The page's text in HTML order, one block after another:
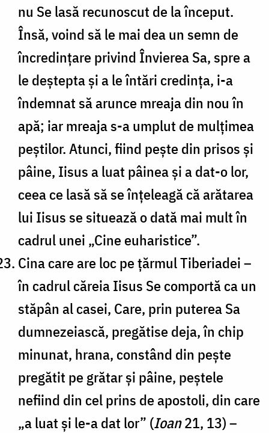
nu Se lasă recunoscut de la început.
Însă, voind să le mai dea un semn de
încredințare privind Învierea Sa, spre a
le deștepta și a le întări credința, i-a
îndemnat să arunce mreaja din nou în
apă; iar mreaja s-a umplut de mulțimea
peștilor. Atunci, fiind pește din prisos și
pâine, Iisus a luat pâinea și a dat-o lor,
ceea ce lasă să se înțeleagă că arătarea
lui Iisus se situează o dată mai mult în
cadrul unei „Cine euharistice”.
Cina care are loc pe țărmul Tiberiadei –
în cadrul căreia Iisus Se comportă ca un
stăpân al casei, Care, prin puterea Sa
dumnezeiască, pregătise deja, în chip
minunat, hrana, constând din pește
pregătit pe grătar și pâine, peștele
nefiind din cel prins de apostoli, din care
„a luat și le-a dat lor” (Ioan21, 13) –